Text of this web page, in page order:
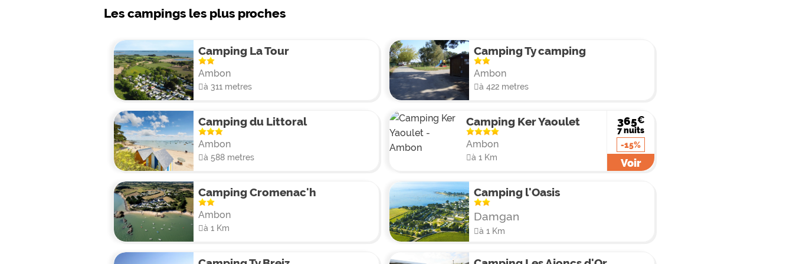
Les campings les plus proches
Camping La Tour
Ambon
à 311 metres
Camping Ty camping
Ambon
à 422 metres
Camping du Littoral
Ambon
à 588 metres
Camping Ker Yaoulet
Ambon
à 1 Km
365€
7 nuits
-15%
Voir
Camping Cromenac'h
Ambon
à 1 Km
Camping l'Oasis
Damgan
à 1 Km